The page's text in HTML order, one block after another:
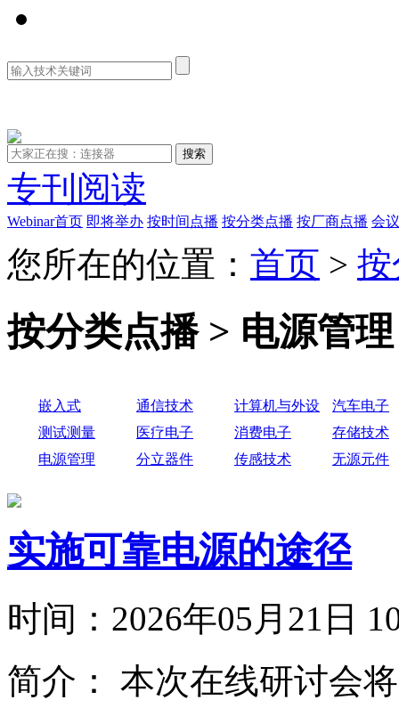
专刊阅读
Webinar首页 即将举办 按时间点播 按分类点播 按厂商点播 会
您所在的位置： 首页 >
按分类点播 > 电源管理
嵌入式 通信技术 计算机与外设
汽车电子
测试测量
医疗电子 消费电子
存储技术
电源管理
分立器件 传感技术 无源元件
实施可靠电源的途径
时间： 2026年05月21
简介：
本次在线研讨会